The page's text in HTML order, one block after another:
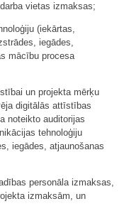
vietas izmaksas;
(iekārtas,
iegādes,
mācību procesa
un projekta mērķu
digitālās attīstības
noteikto auditorijas
tehnoloģiju
iegādes, atjaunošanas
personāla izmaksas,
izmaksām, un